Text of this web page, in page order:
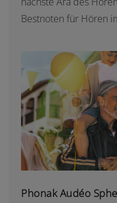
Bestnoten für Hören
PHONAK
Phonak Audéo